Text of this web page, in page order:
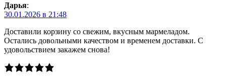
Дарья:
30.01.2026 в 21:48
Доставили корзину со свежим, вкусным мармеладом.
Остались довольными качеством и временем доставки. С
удовольствием закажем снова!